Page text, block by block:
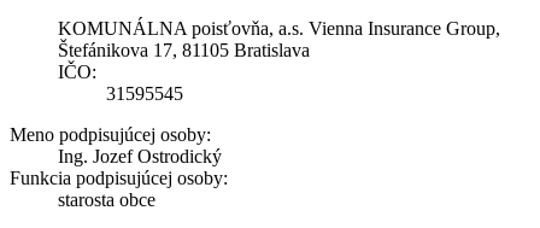
KOMUNÁLNA poisťovňa, a.s. Vienna Insurance Group,
Štefánikova 17, 81105 Bratislava
IČO:
31595545
Meno podpisujúcej osoby:
Ing. Jozef Ostrodický
Funkcia podpisujúcej osoby:
starosta obce